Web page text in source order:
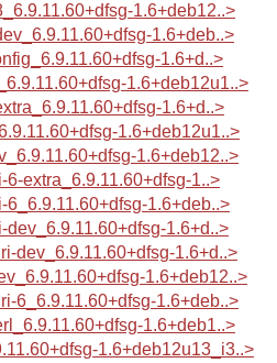
1.6+deb12..>
1.6+deb..>
1.6+d..>
1.6+deb12u1..>
1.6+d..>
1.6+deb12u1..>
1.6+deb12..>
6-extra_6.9.11.60+dfsg-1..>
6_6.9.11.60+dfsg-1.6+deb..>
dev_6.9.11.60+dfsg-1.6+d..>
dev_6.9.11.60+dfsg-1.6+d..>
1.6+deb12..>
6_6.9.11.60+dfsg-1.6+deb..>
1.6+deb1..>
1.6+deb12u13_i3..>